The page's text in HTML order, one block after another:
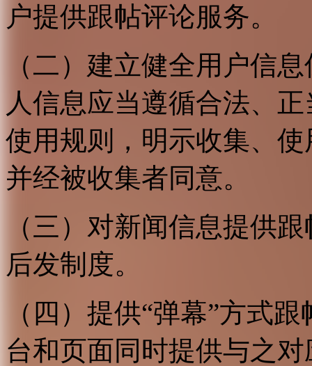
户提供跟帖评论服务。
（二）建立健全用户信
人信息应当遵循合法、
使用规则，明示收集、
并经被收集者同意。
（三）对新闻信息提供
后发制度。
（四）提供“弹幕”方式
台和页面同时提供与之